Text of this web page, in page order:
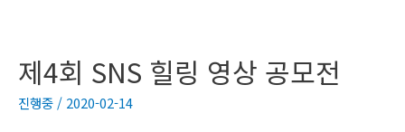
제4회 SNS 힐링 영상 공모전
진행중 / 2020-02-14